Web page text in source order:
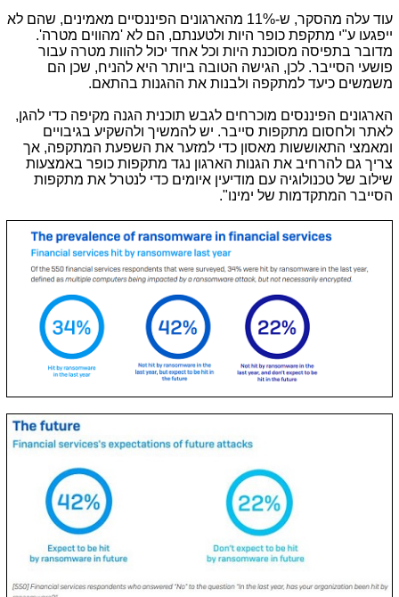
עוד עלה מהסקר, ש-11% מהארגונים הפיננסיים מאמינים, שהם לא
ייפגעו ע"י מתקפת כופר היות ולטענתם, הם לא 'מהווים מטרה'.
מדובר בתפיסה מסוכנת היות וכל אחד יכול להוות מטרה עבור
פושעי הסייבר. לכן, הגישה הטובה ביותר היא להניח, שכן הם
משמשים כיעד למתקפה ולבנות את ההגנות בהתאם.
הארגונים הפיננסים מוכרחים לגבש תוכנית הגנה מקיפה כדי להגן,
לאתר ולחסום מתקפות סייבר. יש להמשיך ולהשקיע בגיבויים
ומאמצי התאוששות מאסון כדי למזער את השפעת המתקפה, אך
צריך גם להרחיב את הגנות הארגון נגד מתקפות כופר באמצעות
שילוב של טכנולוגיה עם מודיעין איומים כדי לנטרל את מתקפות
הסייבר המתקדמות של ימינו".